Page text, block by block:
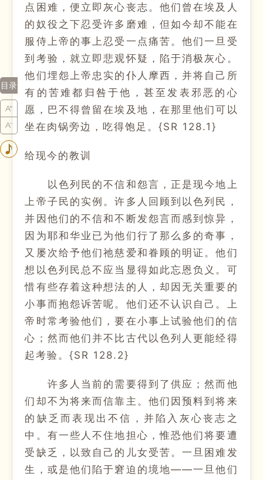
点困难，便立即灰心丧志。他们曾在埃及人
的奴役之下忍受许多磨难，但如今却不能在
服侍上帝的事上忍受一点痛苦。他们一旦受
到考验，就立即悲观怀疑，陷于消极灰心。
他们埋怨上帝忠实的仆人摩西，并将自己所
有的苦难都归咎于他，甚至发表邪恶的心
愿，巴不得曾留在埃及地，在那里他们可以
坐在肉锅旁边，吃得饱足。{SR 128.1}
给现今的教训
以色列民的不信和怨言，正是现今地上
上帝子民的实例。许多人回顾到以色列民，
并因他们的不信和不断发怨言而感到惊异，
因为耶和华业已为他们行了那么多的奇事，
又屡次给予他们祂慈爱和眷顾的明证。他们
想以色列民总不应当显得如此忘恩负义。可
惜有些存着这种想法的人，却因无关重要的
小事而抱怨诉苦呢。他们还不认识自己。上
帝时常考验他们，要在小事上试验他们的信
心；然而他们并不比古代以色列人更能经得
起考验。{SR 128.2}
许多人当前的需要得到了供应；然而他
们却不为将来而信靠主。他们因预料到将来
的缺乏而表现出不信，并陷入灰心丧志之
中。有一些人不住地担心，惟恐他们将要遭
受缺乏，以致自己的儿女受苦。一旦困难发
生，或是他们陷于窘迫的境地——一旦他们
目录